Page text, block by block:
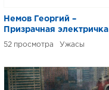
Немов Георгий –
Призрачная электричка
52 Ужасы